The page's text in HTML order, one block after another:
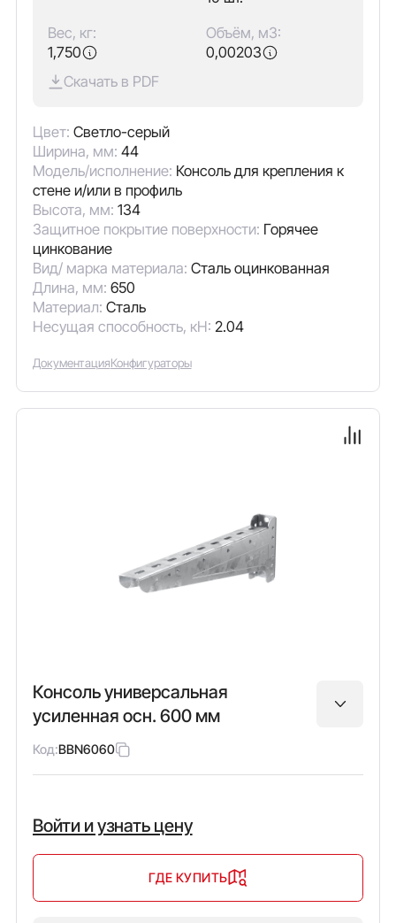
Вес, кг:
1,750
Объём, м3:
0,00203
Скачать в PDF
Цвет: Светло-серый
Ширина, мм: 44
Модель/исполнение: Консоль для крепления к
стене и/или в профиль
Высота, мм: 134
Защитное покрытие поверхности: Горячее
цинкование
Вид/ марка материала: Сталь оцинкованная
Длина, мм: 650
Материал: Сталь
Несущая способность, кН: 2.04
ДокументацияКонфигураторы
Консоль универсальная
усиленная осн. 600 мм
Код:BBN6060
Войти и узнать цену
ГДЕ КУПИТЬ